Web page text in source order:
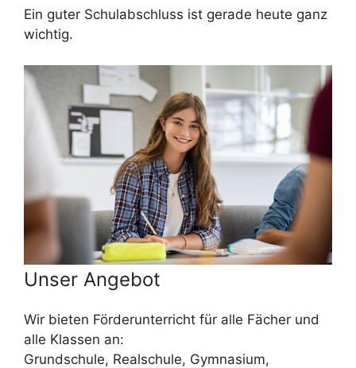
Ein guter Schulabschluss ist gerade heute ganz
wichtig.
Unser Angebot
Wir bieten Förderunterricht für alle Fächer und
alle Klassen an:
Grundschule, Realschule, Gymnasium,